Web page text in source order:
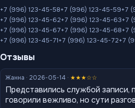
+7 (996) 123-45-58+7 (996) 123-45-59+7
+7 (996) 123-45-62+7 (996) 123-45-63+7
+7 (996) 123-45-67+7 (996) 123-45-68+7
+7 (996) 123-45-71+7 (996) 123-45-72+7
Отзывы
Жанна · 2026-05-14 · ★★★☆☆
Представились службой записи,
говорили вежливо, но сути